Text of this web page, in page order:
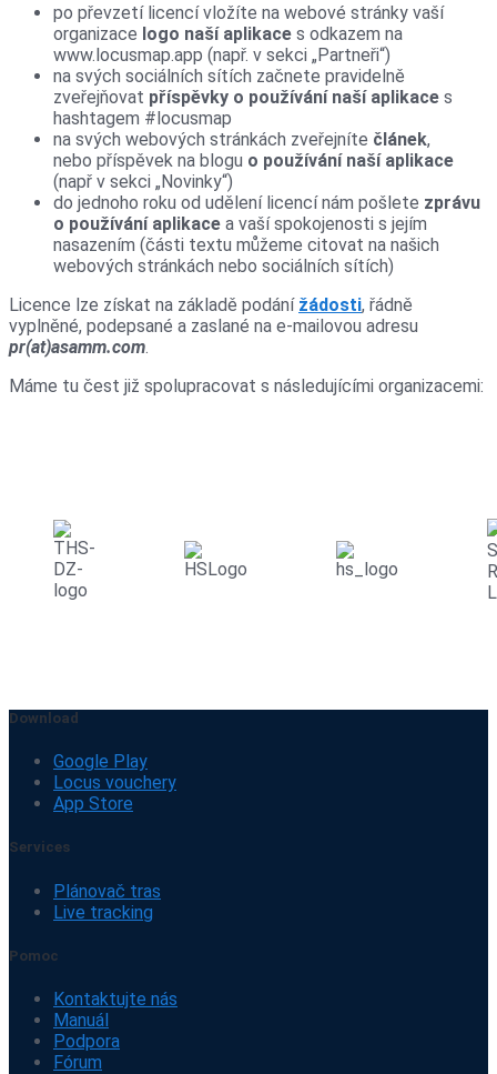
po převzetí licencí vložíte na webové stránky vaší
organizace logo naší aplikace s odkazem na
www.locusmap.app (např. v sekci „Partneři“)
na svých sociálních sítích začnete pravidelně
zveřejňovat příspěvky o používání naší aplikace s
hashtagem #locusmap
na svých webových stránkách zveřejníte článek,
nebo příspěvek na blogu o používání naší aplikace
(např v sekci „Novinky“)
do jednoho roku od udělení licencí nám pošlete zprávu
o používání aplikace a vaší spokojenosti s jejím
nasazením (části textu můžeme citovat na našich
webových stránkách nebo sociálních sítích)
Licence lze získat na základě podání žádosti, řádně
vyplněné, podepsané a zaslané na e-mailovou adresu
pr(at)asamm.com.
Máme tu čest již spolupracovat s následujícími organizacemi:
Download
Google Play
Locus vouchery
App Store
Services
Plánovač tras
Live tracking
Pomoc
Kontaktujte nás
Manuál
Podpora
Fórum